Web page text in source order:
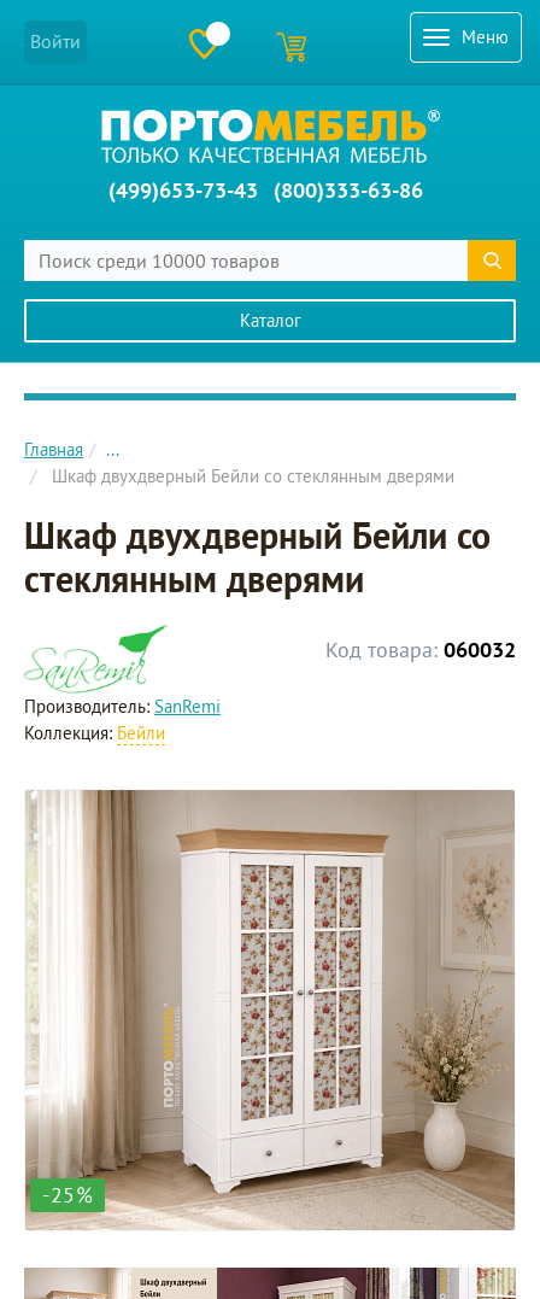
Меню
Войти
(499)653-73-43 (800)333-63-86
Каталог
Главное меню сайта
Главная
...
Шкаф двухдверный Бейли со стеклянным дверями
Шкаф двухдверный Бейли со
стеклянным дверями
Код товара: 060032
Производитель: SanRemi
Коллекция: Бейли
-25%